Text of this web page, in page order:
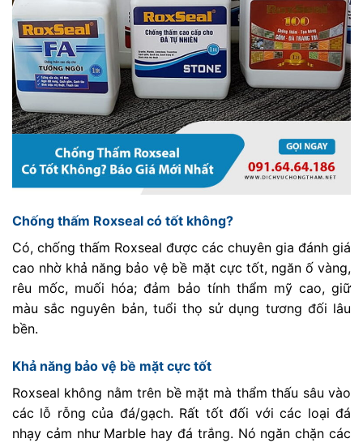
Chống thấm Roxseal có tốt không?
Có, chống thấm Roxseal được các chuyên gia đánh giá
cao nhờ khả năng bảo vệ bề mặt cực tốt, ngăn ố vàng,
rêu mốc, muối hóa; đảm bảo tính thẩm mỹ cao, giữ
màu sắc nguyên bản, tuổi thọ sử dụng tương đối lâu
bền.
Khả năng bảo vệ bề mặt cực tốt
Roxseal không nằm trên bề mặt mà thẩm thấu sâu vào
các lỗ rỗng của đá/gạch. Rất tốt đối với các loại đá
nhạy cảm như Marble hay đá trắng. Nó ngăn chặn các